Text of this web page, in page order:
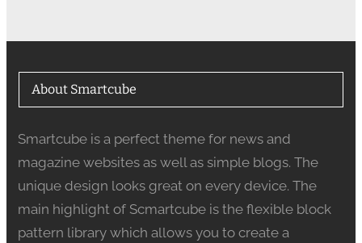
About Smartcube
Smartcube is a perfect theme for news and
magazine websites as well as simple blogs. The
unique design looks great on every device. The
main highlight of Scmartcube is the flexible block
pattern library which allows you to create a